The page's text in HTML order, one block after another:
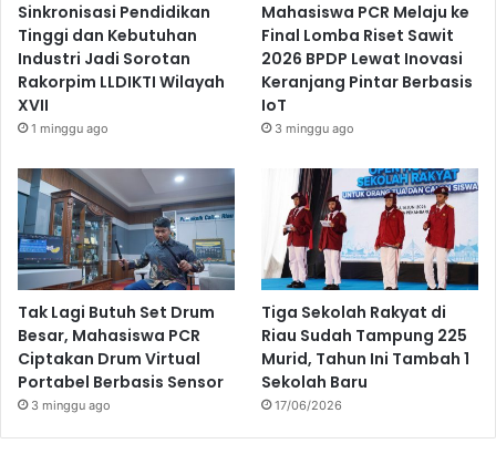
Sinkronisasi Pendidikan
Tinggi dan Kebutuhan
Industri Jadi Sorotan
Rakorpim LLDIKTI Wilayah
XVII
1 minggu ago
Mahasiswa PCR Melaju ke
Final Lomba Riset Sawit
2026 BPDP Lewat Inovasi
Keranjang Pintar Berbasis
IoT
3 minggu ago
Tak Lagi Butuh Set Drum
Besar, Mahasiswa PCR
Ciptakan Drum Virtual
Portabel Berbasis Sensor
3 minggu ago
Tiga Sekolah Rakyat di
Riau Sudah Tampung 225
Murid, Tahun Ini Tambah 1
Sekolah Baru
17/06/2026